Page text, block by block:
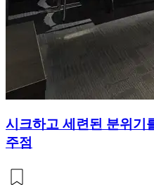
시크하고 세련된 분위기
주점